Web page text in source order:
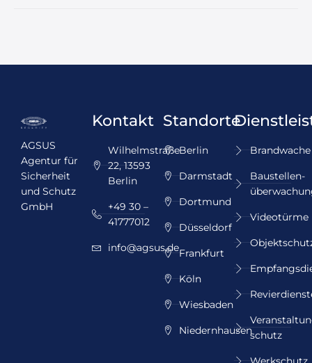
AGSUS
Agentur für
Sicherheit
und Schutz
GmbH
Kontakt
Wilhelmstraße
22, 13593
Berlin
+49 30 –
41777012
info@agsus.de
Standorte
Berlin
Darmstadt
Dortmund
Düsseldorf
Frankfurt
Köln
Wiesbaden
Niedernhausen
Brandwache
Baustellen­
Videotürme
schutz